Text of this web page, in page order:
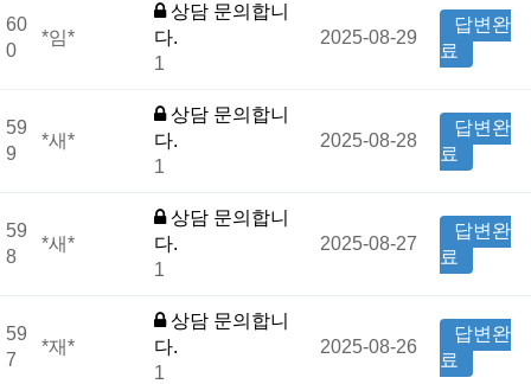
60
0
*임*
상담 문의합니
다.
1
2025-08-29
답변완
료
59
9
*새*
상담 문의합니
다.
1
2025-08-28
답변완
료
59
8
*새*
상담 문의합니
다.
1
2025-08-27
답변완
료
59
7
*재*
상담 문의합니
다.
1
2025-08-26
답변완
료